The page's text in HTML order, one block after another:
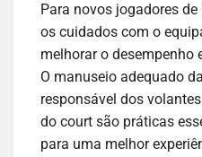
Para novos jogadores
os cuidados com o
melhorar o desempenho
O manuseio adequado
responsável dos
do court são práticas
para uma melhor